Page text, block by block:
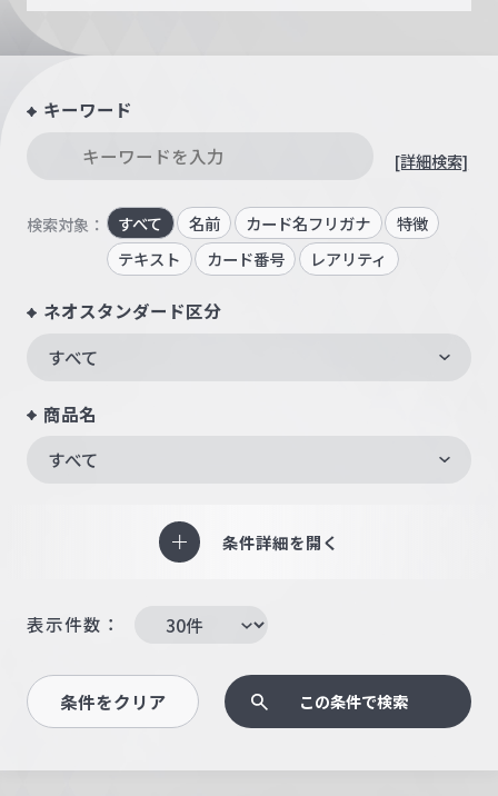
キーワード
[詳細検索]
検索対象： すべて 名前 カード名フリガナ
特徴
テキスト
カード番号 レアリティ
ネオスタンダード区分
すべて
商品名
すべて
条件詳細を開く
表示件数：
条件をクリア この条件で検索